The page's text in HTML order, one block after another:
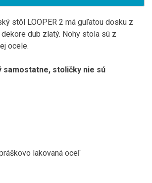
stôl LOOPER 2 má guľatou dosku z
dekore dub zlatý. Nohy stola sú z
ocele.
samostatne, stoličky nie sú
lakovaná oceľ